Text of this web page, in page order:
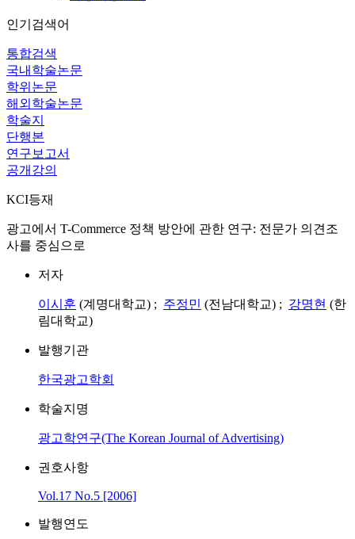
인기검색어
통합검색
국내학술논문
학위논문
해외학술논문
학술지
단행본
연구보고서
공개강의
KCI등재
광고에서 T-Commerce 정책 방안에 관한 연구: 전문가 의견조
사를 중심으로
저자
이시훈 (계명대학교) ; 주정민 (전남대학교) ; 강명현 (한
림대학교)
발행기관
한국광고학회
학술지명
광고학연구(The Korean Journal of Advertising)
권호사항
Vol.17 No.5 [2006]
발행연도